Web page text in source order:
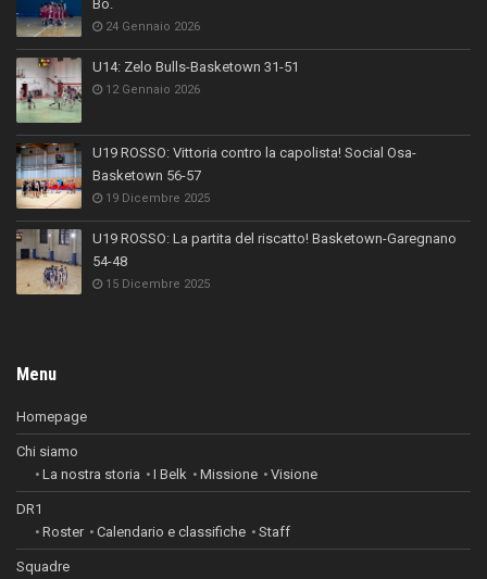
Bo.
24 Gennaio 2026
U14: Zelo Bulls-Basketown 31-51
12 Gennaio 2026
U19 ROSSO: Vittoria contro la capolista! Social Osa-
Basketown 56-57
19 Dicembre 2025
U19 ROSSO: La partita del riscatto! Basketown-Garegnano
54-48
15 Dicembre 2025
Menu
Homepage
Chi siamo
La nostra storia
I Belk Missione Visione
DR1
Roster
Calendario e classifiche Staff
Squadre